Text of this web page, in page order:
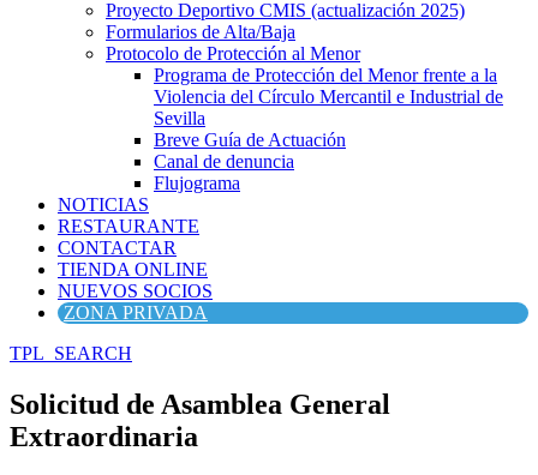
Proyecto Deportivo CMIS (actualización 2025)
Formularios de Alta/Baja
Protocolo de Protección al Menor
Programa de Protección del Menor frente a la
Violencia del Círculo Mercantil e Industrial de
Sevilla
Breve Guía de Actuación
Canal de denuncia
Flujograma
NOTICIAS
RESTAURANTE
CONTACTAR
TIENDA ONLINE
NUEVOS SOCIOS
ZONA PRIVADA
TPL_SEARCH
Solicitud de Asamblea General
Extraordinaria